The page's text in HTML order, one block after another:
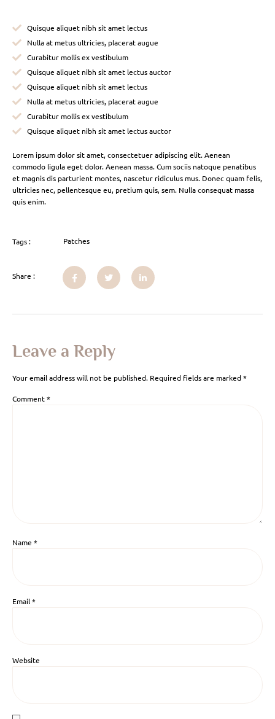
Quisque aliquet nibh sit amet lectus
Nulla at metus ultricies, placerat augue
Curabitur mollis ex vestibulum
Quisque aliquet nibh sit amet lectus auctor
Quisque aliquet nibh sit amet lectus
Nulla at metus ultricies, placerat augue
Curabitur mollis ex vestibulum
Quisque aliquet nibh sit amet lectus auctor
Lorem ipsum dolor sit amet, consectetuer adipiscing elit. Aenean
commodo ligula eget dolor. Aenean massa. Cum sociis natoque penatibus
et magnis dis parturient montes, nascetur ridiculus mus. Donec quam felis,
ultricies nec, pellentesque eu, pretium quis, sem. Nulla consequat massa
quis enim.
Tags : Patches
Share :
Leave a Reply
Your email address will not be published. Required fields are marked*
Comment*
Name *
Email*
Website